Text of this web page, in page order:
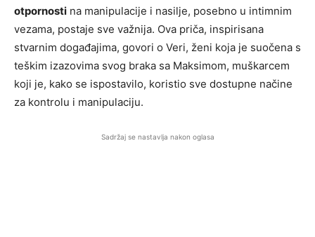
otpornosti na manipulacije i nasilje, posebno u intimnim
vezama, postaje sve važnija. Ova priča, inspirisana
stvarnim događajima, govori o Veri, ženi koja je suočena s
teškim izazovima svog braka sa Maksimom, muškarcem
koji je, kako se ispostavilo, koristio sve dostupne načine
za kontrolu i manipulaciju.
Sadržaj se nastavlja nakon oglasa